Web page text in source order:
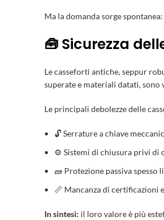
Ma la domanda sorge spontanea:
🧰 Sicurezza
Le casseforti antiche, seppur
superate e materiali datati,
Le principali debolezze delle
🔓 Serrature a chiave
⚙️ Sistemi di chiusura privi di
🧱 Protezione passiva spesso
📏 Mancanza di certificazioni
In sintesi: il loro valore è più